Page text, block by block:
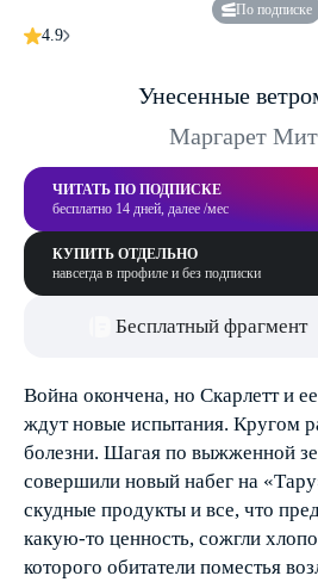
По подписке
4.9
Унесенные
Маргарет
ЧИТАТЬ ПО ПОДПИСКЕ
бесплатно 14 дней, далее /мес
КУПИТЬ ОТДЕЛЬНО
навсегда в профиле и без подписки
Бесплатный фрагмент
Война окончена, но Скарлетт и
ждут новые испытания. Кругом
болезни. Шагая по выжженной
совершили новый набег на
скудные продукты и все, что
какую­-то ценность, сожгли
которого обитатели поместья